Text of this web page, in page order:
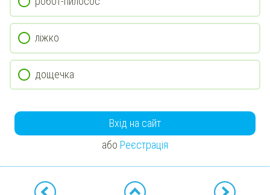
ліжко
дощечка
Вхід на сайт
або Реєстрація